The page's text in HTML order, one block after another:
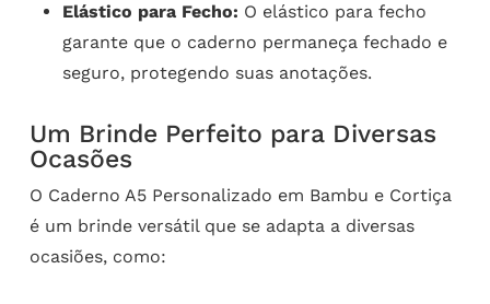
Elástico para Fecho: O elástico para fecho
garante que o caderno permaneça fechado e
seguro, protegendo suas anotações.
Um Brinde Perfeito para Diversas
Ocasões
O Caderno A5 Personalizado em Bambu e Cortiça
é um brinde versátil que se adapta a diversas
ocasiões, como: